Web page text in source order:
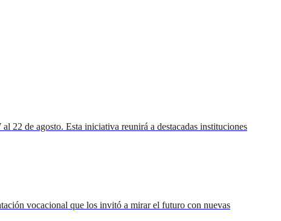
22 de agosto. Esta iniciativa reunirá a destacadas instituciones
vocacional que los invitó a mirar el futuro con nuevas